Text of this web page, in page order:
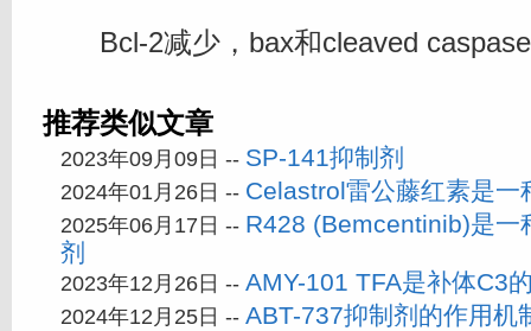
Bcl-2减少，bax和cleaved
推荐类似文章
2023年09月09日 -- SP-141抑制剂
2024年01月26日 -- Celastrol雷公藤红素是一
2025年06月17日 -- R428 (Bemcentinib)是一
剂
2023年12月26日 -- AMY-101 TFA是补体C3
2024年12月25日 -- ABT-737抑制剂的作用机